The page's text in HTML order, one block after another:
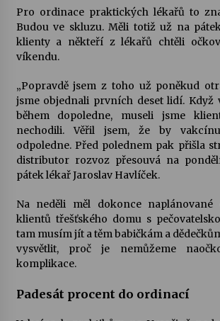
Votavžatský ploty
Letní koncerty ve
22. 7. 2026
Vysočinka
Ozvěny prázdnin
14. 7. 2026
Za kulturou kousek za
Pro ordinace praktických lékařů to
Budou ve skluzu. Měli totiž už na
klienty a někteří z lékařů chtěli
víkendu.
„Popravdě jsem z toho už poněkud
jsme objednali prvních deset lidí. Když
během dopoledne, museli jsme
nechodili. Věřil jsem, že by
odpoledne. Před polednem pak přišla
distributor rozvoz přesouvá na
pátek lékař Jaroslav Havlíček.
Na neděli měl dokonce naplánované
klientů třešťského domu s
tam musím jít a těm babičkám a
vysvětlit, proč je nemůžeme
komplikace.
Padesát procent do ordinací